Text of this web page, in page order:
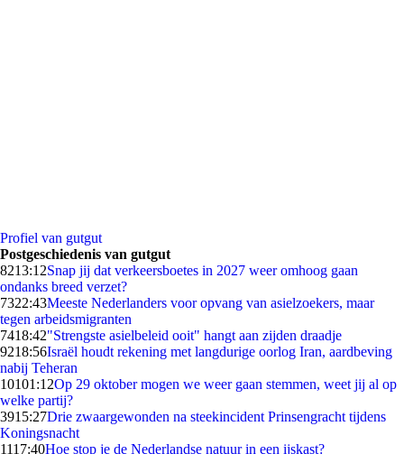
Profiel van gutgut
Postgeschiedenis van gutgut
8213:12Snap jij dat verkeersboetes in 2027 weer omhoog gaan
ondanks breed verzet?
7322:43Meeste Nederlanders voor opvang van asielzoekers, maar
tegen arbeidsmigranten
7418:42"Strengste asielbeleid ooit" hangt aan zijden draadje
9218:56Israël houdt rekening met langdurige oorlog Iran, aardbeving
nabij Teheran
10101:12Op 29 oktober mogen we weer gaan stemmen, weet jij al op
welke partij?
3915:27Drie zwaargewonden na steekincident Prinsengracht tijdens
Koningsnacht
1117:40Hoe stop je de Nederlandse natuur in een ijskast?